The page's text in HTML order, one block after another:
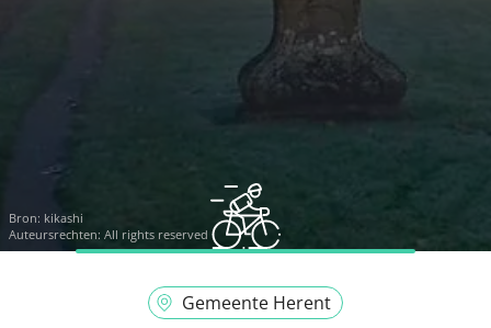
Bron: kikashi
Auteursrechten: All rights reserved
Gemeente Herent